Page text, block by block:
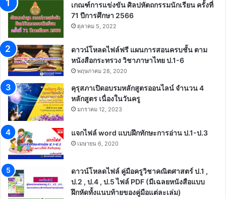
เกณฑ์การแข่งขัน ศิลปหัตถกรรมนักเรียน ครั้งที่
71 ปีการศึกษา 2566
ตุลาคม 5, 2022
ดาวน์โหลดไฟล์ฟรี แผนการสอนครบชั้น ตาม
หนังสือกระทรวง วิชาภาษาไทย ป.1-6
พฤษภาคม 28, 2020
คุรุสภาเปิดอบรมหลักสูตรออนไลน์ จำนวน 4
หลักสูตร เนื่องในวันครู
มกราคม 12, 2023
แจกไฟล์ word แบบฝึกทักษะการอ่าน ป.1-ป.3
เมษายน 6, 2020
ดาวน์โหลดไฟล์ คู่มือครูวิชาคณิตศาสตร์ ป.1 ,
ป.2 , ป.4 , ป.5 ไฟล์ PDF (มีเฉลยหนังสือแบบ
ฝึกหัดทั้งแนบท้ายของคู่มือแต่ละเล่ม)